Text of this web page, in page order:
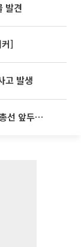
발견
]
고 발생
시간 끌기”